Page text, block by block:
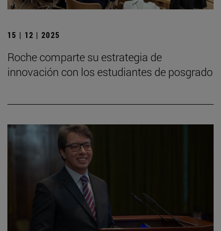
15 | 12 | 2025
Roche comparte su estrategia de
innovación con los estudiantes de posgrado